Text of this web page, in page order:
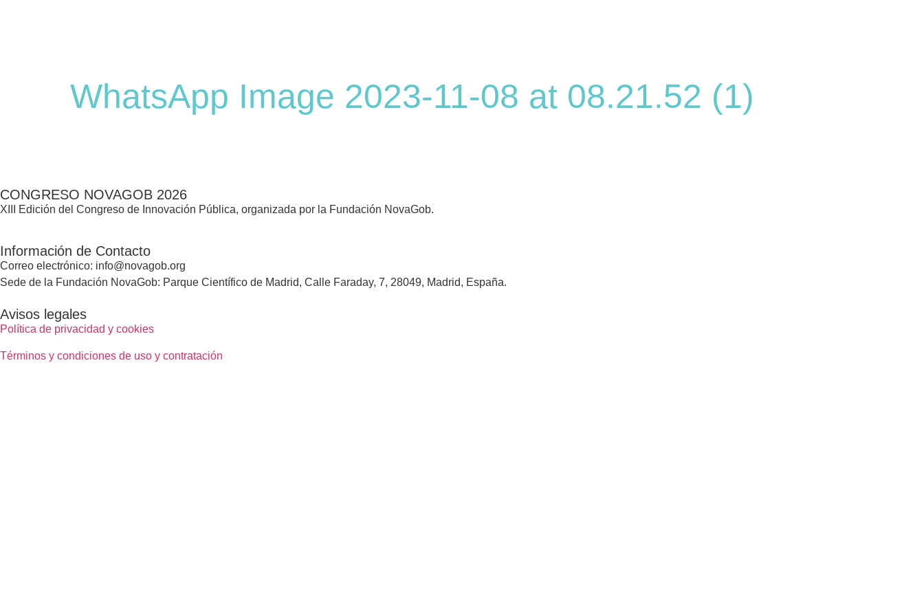
WhatsApp Image 2023-11-08 at 08.21.52 (1)
CONGRESO NOVAGOB 2026
XIII Edición del Congreso de Innovación Pública, organizada por la Fundación NovaGob.
Información de Contacto
Correo electrónico: info@novagob.org
Sede de la Fundación NovaGob: Parque Científico de Madrid, Calle Faraday, 7, 28049, Madrid, España.
Avisos legales
Política de privacidad y cookies
Términos y condiciones de uso y contratación